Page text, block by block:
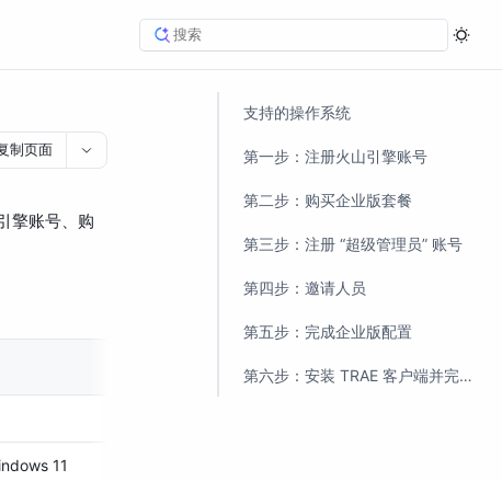
制页面
擎账号、购
11
支持的操作系统
第一步：注册火山引擎账号
第二步：购买企业版套餐
第三步：注册 “超级管理员” 账号
第四步：邀请人员
第五步：完成企业版配置
第六步：安装 TRAE 客户端并完成初始设置